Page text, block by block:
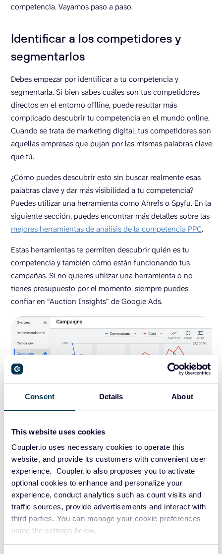
Consent Details About
This website uses cookies
Coupler.io uses necessary cookies to operate this
website, and provide its customers with convenient user
experience. Coupler.io also proposes you to activate
optional cookies to enhance and personalize your
experience, conduct analytics such as count visits and
traffic sources, provide advertisements and interact with
third parties. You can manage your cookie preferences
using the settings below.
competencia. Vayamos paso a paso.
Identificar a los competidores y
segmentarlos
Debes empezar por identificar a tu competencia y
segmentarla. Si bien sabes cuáles son tus competidores
directos en el entorno offline, puede resultar más
complicado descubrir tu competencia en el mundo online.
Cuando se trata de marketing digital, tus competidores son
aquellas empresas que pujan por las mismas palabras clave
que tú.
¿Cómo puedes descubrir esto sin buscar realmente esas
palabras clave y dar más visibilidad a tu competencia?
Puedes utilizar una herramienta como Ahrefs o Spyfu. En la
siguiente sección, puedes encontrar más detalles sobre las
mejores herramientas de análisis de la competencia PPC.
Estas herramientas te permiten descubrir quién es tu
competencia y también cómo están funcionando tus
campañas. Si no quieres utilizar una herramienta o no
tienes presupuesto por el momento, siempre puedes
confiar en “Auction Insights” de Google Ads.
En la sección “Details“, dentro de “Auction Insights
descubrirás varios parámetros, entre los que se incluyen:
Cuota de impresiones
: El número de veces que tú y
los competidores PPC recibieron impresiones.
Posición por encima de la tasa: Frecuencia con la
que el anuncio de otro anunciante se muestra en una
posición superior a la tuya cuando los anuncios se
publican simultáneamente.